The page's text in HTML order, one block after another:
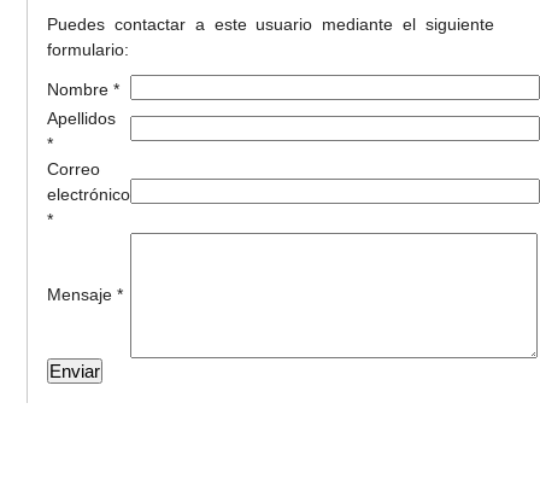
Puedes contactar a este usuario mediante el siguiente
formulario:
Nombre *
Apellidos
*
Correo
electrónico
*
Mensaje *